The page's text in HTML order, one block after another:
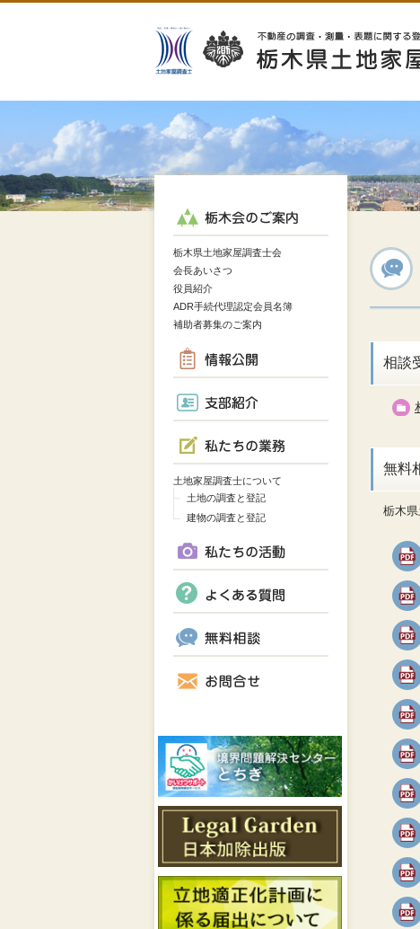
栃木県土地家屋調査士会
会長あいさつ
役員紹介
ADR手続代理認定会員名簿
補助者募集のご案内
土地家屋調査士について
土地の調査と登記
建物の調査と登記
相談
無料
栃木